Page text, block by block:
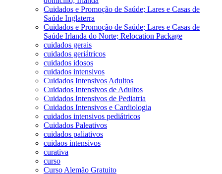
Cuidados e Promoção de Saúde; Lares e Casas de
Saúde Inglaterra
Cuidados e Promoção de Saúde; Lares e Casas de
Saúde Irlanda do Norte; Relocation Package
cuidados gerais
cuidados geriátricos
cuidados idosos
cuidados intensivos
Cuidados Intensivos Adultos
Cuidados Intensivos de Adultos
Cuidados Intensivos de Pediatria
Cuidados Intensivos e Cardiologia
cuidados intensivos pediátricos
Cuidados Paleativos
cuidados paliativos
cuidaos intensivos
curativa
curso
Curso Alemão Gratuito